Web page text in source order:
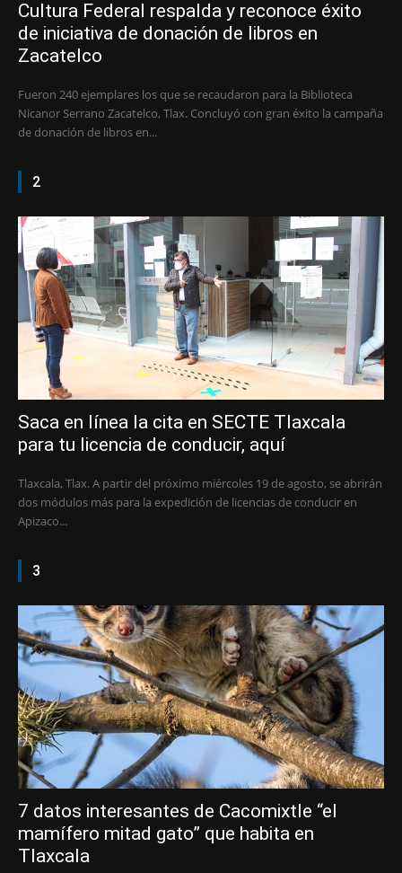
Cultura Federal respalda y reconoce éxito
de iniciativa de donación de libros en
Zacatelco
Fueron 240 ejemplares los que se recaudaron para la Biblioteca
Nicanor Serrano Zacatelco, Tlax. Concluyó con gran éxito la campaña
de donación de libros en...
2
Saca en línea la cita en SECTE Tlaxcala
para tu licencia de conducir, aquí
Tlaxcala, Tlax. A partir del próximo miércoles 19 de agosto, se abrirán
dos módulos más para la expedición de licencias de conducir en
Apizaco...
3
7 datos interesantes de Cacomixtle “el
mamífero mitad gato” que habita en
Tlaxcala